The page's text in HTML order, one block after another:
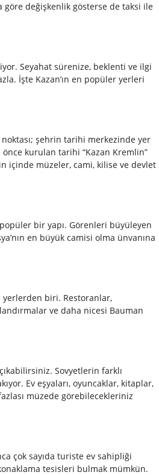
göre değişkenlik gösterse de taksi ile
Seyahat sürenize, beklenti ve ilgi
İşte Kazan’ın en popüler yerleri
noktası; şehrin tarihi merkezinde yer
önce kurulan tarihi “Kazan Kremlin”
içinde müzeler, cami, kilise ve devlet
bir yapı. Görenleri büyüleyen
en büyük camisi olma ünvanına
yerlerden biri. Restoranlar,
ve daha nicesi Bauman
Sovyetlerin farklı
Ev eşyaları, oyuncaklar, kitaplar,
müzede görebilecekleriniz
çok sayıda turiste ev sahipliği
tesisleri bulmak mümkün.